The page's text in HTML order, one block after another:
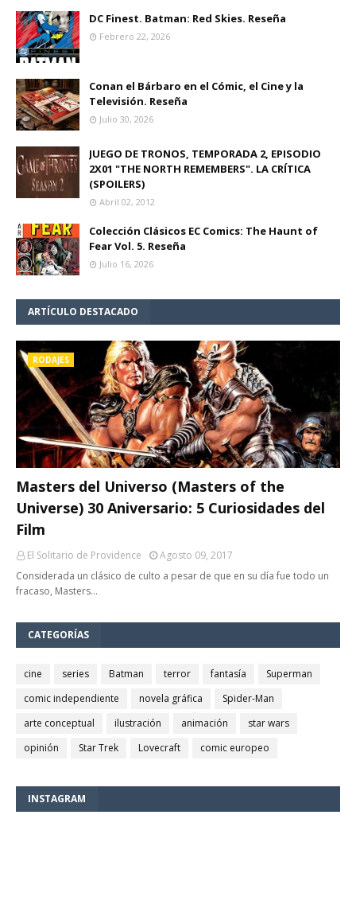
DC Finest. Batman: Red Skies. Reseña
Febrero 22, 2026
Conan el Bárbaro en el Cómic, el Cine y la
Televisión. Reseña
Julio 30, 2026
JUEGO DE TRONOS, TEMPORADA 2, EPISODIO
2X01 "THE NORTH REMEMBERS". LA CRÍTICA
(SPOILERS)
Abril 02, 2012
Colección Clásicos EC Comics: The Haunt of
Fear Vol. 5. Reseña
Julio 16, 2026
ARTÍCULO DESTACADO
RODAJES
Masters del Universo (Masters of the
Universe) 30 Aniversario: 5 Curiosidades del
Film
El Solitario de Providence
Agosto 09, 2017
Considerada un clásico de culto a pesar de que en su día fue todo un
fracaso, Masters…
CATEGORÍAS
cine series Batman terror fantasía
Superman
comic independiente
novela gráfica
Spider-Man
arte conceptual
ilustración animación
star wars
opinión
Star Trek Lovecraft comic europeo
INSTAGRAM